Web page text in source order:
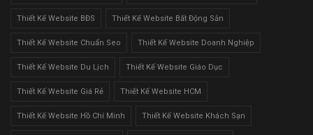
Thiết Kế Website BĐS Thiết Kế Website Bất Động Sản
Thiết Kế Website Chuẩn Seo Thiết Kế Website Doanh Nghiệp
Thiết Kế Website Du Lịch Thiết Kế Website Giáo Dục
Thiết Kế Website Giá Rẻ Thiết Kế Website HCM
Thiết Kế Website Hồ Chí Minh Thiết Kế Website Khách Sạn